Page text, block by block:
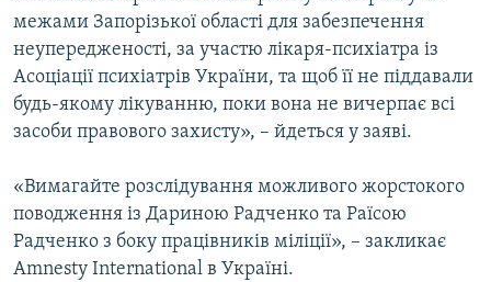
межами Запорізької області для забезпечення
неупередженості, за участю лікаря-психіатра із
Асоціації психіатрів України, та щоб її не піддавали
будь-якому лікуванню, поки вона не вичерпає всі
засоби правового захисту», – йдеться у заяві.
«Вимагайте розслідування можливого жорстокого
поводження із Дариною Радченко та Раїсою
Радченко з боку працівників міліції», – закликає
Amnesty International в Україні.